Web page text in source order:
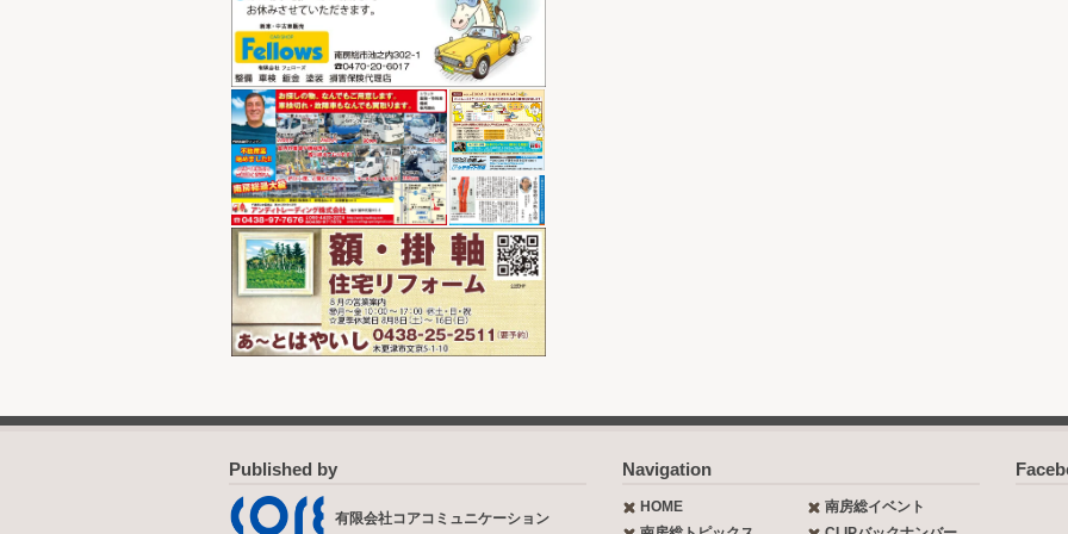
Published by
有限会社コアコミュニケーション
Navigation
HOME
南房総イベント